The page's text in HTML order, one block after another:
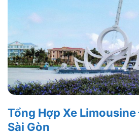
Tổng Hợp Xe
Sài Gòn